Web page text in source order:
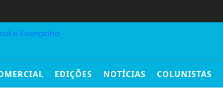
EDIÇÕES NOTÍCIAS COLUNISTAS